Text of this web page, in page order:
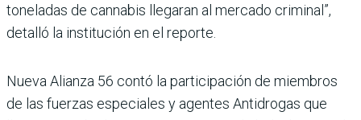
toneladas de cannabis llegaran al mercado criminal”,
detalló la institución en el reporte.
Nueva Alianza 56 contó la participación de miembros
de las fuerzas especiales y agentes Antidrogas que